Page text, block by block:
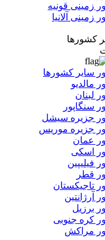
زمینی قونیه
زمینی آلانیا
کشورها
سایر کشورها
مالدیو
لبنان
سنگاپور
جزیره سیشل
جزیره موریس
عمان
اسکی
فیلیپین
قطر
تاجیکستان
آرژانتین
برزیل
کره جنوبی
مراکش